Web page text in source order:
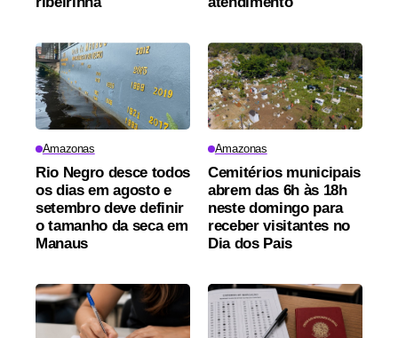
Amazonas
Rio Negro desce todos
os dias em agosto e
setembro deve definir
o tamanho da seca em
Manaus
Amazonas
Cemitérios municipais
abrem das 6h às 18h
neste domingo para
receber visitantes no
Dia dos Pais